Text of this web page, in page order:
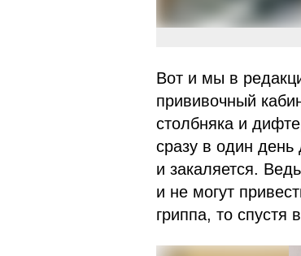
Вот и мы в
прививочный
столбняка и
сразу в один день
и закаляется.
и не могут
гриппа, то спустя